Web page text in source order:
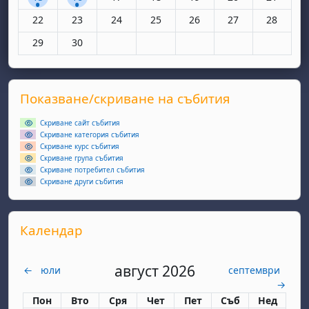
Няма събития, понеделник, 22 юни
22 Няма събития, вторник, 23 юни
23 Няма събития, сряда, 24 юни
24 Няма събития, четвъртък, 25 юни
25 Няма събития, петък, 26
26 Няма събития,
27 Няма
28
Няма събития, понеделник, 29 юни
29 Няма събития, вторник, 30 юни
30
Supplementary blocks
Прескочи Показване/скриване на събития
Показване/скриване на събития
Скриване сайт събития
Скриване категория събития
Скриване курс събития
Скриване група събития
Скриване потребител събития
Скриване други събития
Прескочи Календар
Календар
← юли август 2026
септември
→
Понеделник
Пон вторник
Вто сряда
Сря четвъртък
Чет петък
Пет събота
Съб неделя
Нед